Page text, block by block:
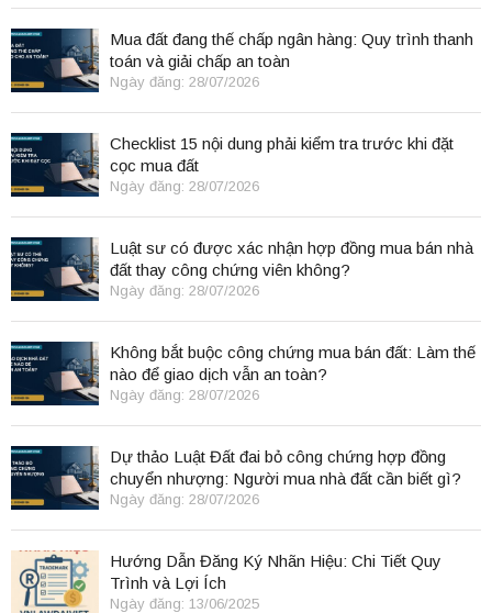
Mua đất đang thế chấp ngân hàng: Quy trình thanh
toán và giải chấp an toàn
Ngày đăng: 28/07/2026
Checklist 15 nội dung phải kiểm tra trước khi đặt
cọc mua đất
Ngày đăng: 28/07/2026
Luật sư có được xác nhận hợp đồng mua bán nhà
đất thay công chứng viên không?
Ngày đăng: 28/07/2026
Không bắt buộc công chứng mua bán đất: Làm thế
nào để giao dịch vẫn an toàn?
Ngày đăng: 28/07/2026
Dự thảo Luật Đất đai bỏ công chứng hợp đồng
chuyển nhượng: Người mua nhà đất cần biết gì?
Ngày đăng: 28/07/2026
Hướng Dẫn Đăng Ký Nhãn Hiệu: Chi Tiết Quy
Trình và Lợi Ích
Ngày đăng: 13/06/2025